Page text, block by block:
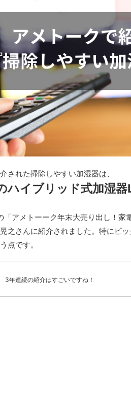
された掃除しやすい加湿器は、
ハイブリッド式加湿器
「アメトーーク年末大売り出し！
之さんに紹介されました。特にピ
点です。
3年連続の紹介はすごいですね！